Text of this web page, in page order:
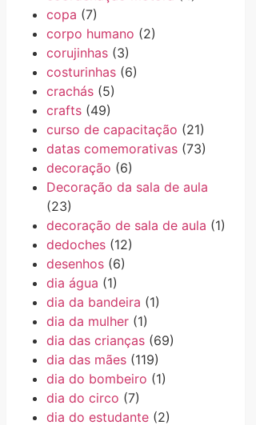
copa (7)
corpo humano (2)
corujinhas(3)
costurinhas(6)
crachás(5)
crafts(49)
curso de capacitação (21)
datas comemorativas(73)
decoração (6)
Decoração da sala de aula
(23)
decoração de sala de aula (1)
dedoches(12)
desenhos(6)
dia água (1)
dia da bandeira (1)
dia da mulher(1)
dia das crianças(69)
dia das mães(119)
dia do bombeiro (1)
dia do circo (7)
dia do estudante(2)